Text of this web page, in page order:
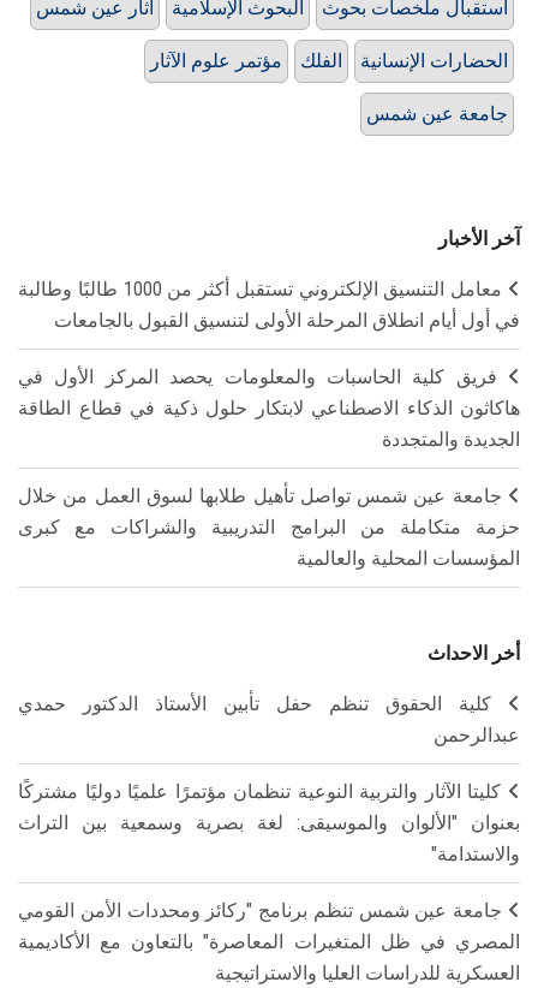
آثار عين شمس البحوث الإسلامية استقبال ملخصات بحوث
مؤتمر علوم الآثار الفلك الحضارات الإنسانية
جامعة عين شمس
آخر الأخبار
معامل التنسيق الإلكتروني تستقبل أكثر من 1000 طالبًا وطالبة
في أول أيام انطلاق المرحلة الأولى لتنسيق القبول بالجامعات
فريق كلية الحاسبات والمعلومات يحصد المركز الأول في
هاكاثون الذكاء الاصطناعي لابتكار حلول ذكية في قطاع الطاقة
الجديدة والمتجددة
جامعة عين شمس تواصل تأهيل طلابها لسوق العمل من خلال
حزمة متكاملة من البرامج التدريبية والشراكات مع كبرى
المؤسسات المحلية والعالمية
أخر الاحداث
كلية الحقوق تنظم حفل تأبين الأستاذ الدكتور حمدي
عبدالرحمن
كليتا الآثار والتربية النوعية تنظمان مؤتمرًا علميًا دوليًا مشتركًا
بعنوان "الألوان والموسيقى: لغة بصرية وسمعية بين التراث
والاستدامة"
جامعة عين شمس تنظم برنامج "ركائز ومحددات الأمن القومي
المصري في ظل المتغيرات المعاصرة" بالتعاون مع الأكاديمية
العسكرية للدراسات العليا والاستراتيجية